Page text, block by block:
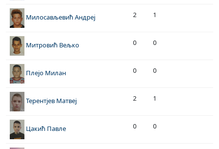
Милосављевић Андреј 2 1
Митровић Вељко 0 0
Плејо Милан 0 0
Терентјев Матвеј 2 1
Цакић Павле 0 0